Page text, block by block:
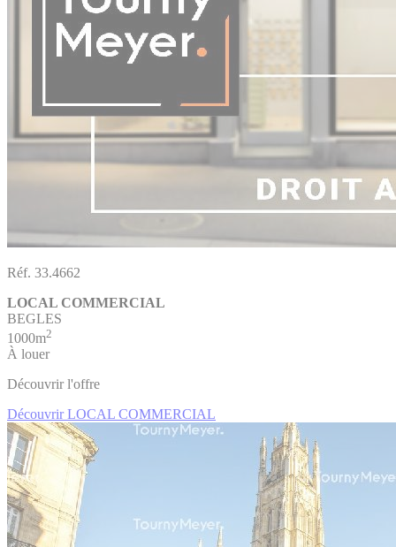
Réf. 33.4662
LOCAL COMMERCIAL
BEGLES
1000m2
À louer
Découvrir l'offre
Découvrir LOCAL COMMERCIAL